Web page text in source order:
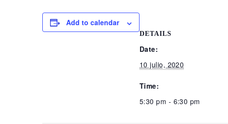
Add to calendar
DETAILS
Date:
10 julio, 2020
Time:
5:30 pm - 6:30 pm